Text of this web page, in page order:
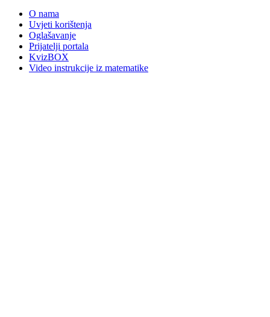
O nama
Uvjeti korištenja
Oglašavanje
Prijatelji portala
KvizBOX
Video instrukcije iz matematike